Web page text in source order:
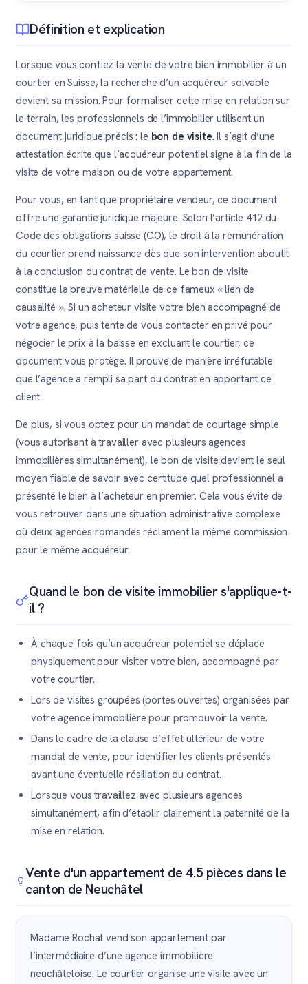
Définition et explication
Lorsque vous confiez la vente de votre bien immobilier à un
courtier en Suisse, la recherche d’un acquéreur solvable
devient sa mission. Pour formaliser cette mise en relation sur
le terrain, les professionnels de l’immobilier utilisent un
document juridique précis : le bon de visite. Il s’agit d’une
attestation écrite que l’acquéreur potentiel signe à la fin de la
visite de votre maison ou de votre appartement.
Pour vous, en tant que propriétaire vendeur, ce document
offre une garantie juridique majeure. Selon l’article 412 du
Code des obligations suisse (CO), le droit à la rémunération
du courtier prend naissance dès que son intervention aboutit
à la conclusion du contrat de vente. Le bon de visite
constitue la preuve matérielle de ce fameux « lien de
causalité ». Si un acheteur visite votre bien accompagné de
votre agence, puis tente de vous contacter en privé pour
négocier le prix à la baisse en excluant le courtier, ce
document vous protège. Il prouve de manière irréfutable
que l’agence a rempli sa part du contrat en apportant ce
client.
De plus, si vous optez pour un mandat de courtage simple
(vous autorisant à travailler avec plusieurs agences
immobilières simultanément), le bon de visite devient le seul
moyen fiable de savoir avec certitude quel professionnel a
présenté le bien à l’acheteur en premier. Cela vous évite de
vous retrouver dans une situation administrative complexe
où deux agences romandes réclament la même commission
pour le même acquéreur.
Quand le bon de visite immobilier s'applique-t-
il ?
À chaque fois qu’un acquéreur potentiel se déplace
physiquement pour visiter votre bien, accompagné par
votre courtier.
Lors de visites groupées (portes ouvertes) organisées par
votre agence immobilière pour promouvoir la vente.
Dans le cadre de la clause d’effet ultérieur de votre
mandat de vente, pour identifier les clients présentés
avant une éventuelle résiliation du contrat.
Lorsque vous travaillez avec plusieurs agences
simultanément, afin d’établir clairement la paternité de la
mise en relation.
Vente d'un appartement de 4.5 pièces dans le
canton de Neuchâtel
Madame Rochat vend son appartement par
l’intermédiaire d’une agence immobilière
neuchâteloise. Le courtier organise une visite avec un